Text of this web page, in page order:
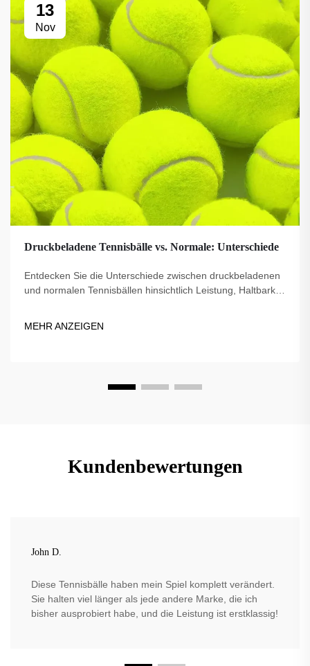
13
Nov
Druckbeladene Tennisbälle vs. Normale: Unterschiede
Entdecken Sie die Unterschiede zwischen druckbeladenen
und normalen Tennisbällen hinsichtlich Leistung, Haltbarkeit
MEHR ANZEIGEN
Kundenbewertungen
John D.
Diese Tennisbälle haben mein Spiel komplett verändert.
Sie halten viel länger als jede andere Marke, die ich
bisher ausprobiert habe, und die Leistung ist erstklassig!